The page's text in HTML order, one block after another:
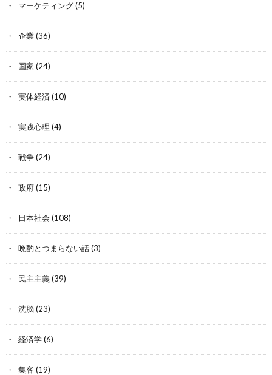
マーケティング(5)
企業(36)
国家 (24)
実体経済 (10)
実践心理 (4)
戦争(24)
政府(15)
日本社会 (108)
晩酌とつまらない話(3)
民主主義(39)
洗脳(23)
経済学(6)
集客 (19)